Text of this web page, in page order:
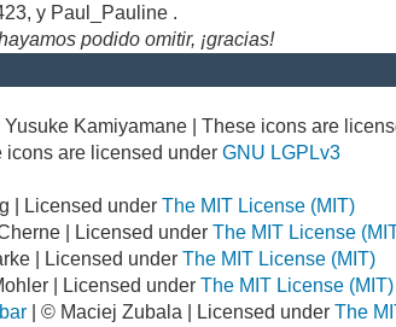
y Paul_Pauline .
podido omitir, ¡gracias!
Yusuke Kamiyamane | These icons are
icons are licensed underGNU LGPLv3
| Licensed underThe MIT License (MIT)
| Licensed underThe MIT License
| Licensed underThe MIT License (MIT)
| Licensed underThe MIT License (MIT)
| © Maciej Zubala | Licensed underThe